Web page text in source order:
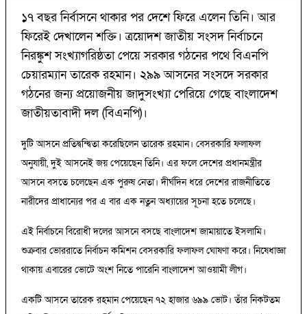
১৭ বছর নির্বাসনে থাকার পর দেশে ফিরে এলেন তিনি। আর
ফিরেই দেখালেন শক্তি। ত্রয়োদশ জাতীয় সংসদ নির্বাচনে
নিরঙ্কুশ সংখ্যাগরিষ্ঠতা পেয়ে সরকার গঠনের পথে বিএনপি
চেয়ারম্যান তারেক রহমান। ২৯৯ আসনের সংসদে সরকার
গঠনের জন্য প্রয়োজনীয় জাদুসংখ্যা পেরিয়ে গেছে বাংলাদেশ
জাতীয়তাবাদী দল (বিএনপি)।
দুটি আসনে প্রতিদ্বন্দ্বিতা করেছিলেন তারেক রহমান। বেসরকারি ফলাফল
অনুযায়ী, দুই আসনেই জয় পেয়েছেন তিনি। এর ফলে দেশের প্রধানমন্ত্রীর
আসনে বসতে চলেছেন এক পুরুষ নেতা। দীর্ঘদিন ধরে দেশের রাজনীতিতে
নারীদের প্রাধান্যের পর এ বার এক নতুন অধ্যায়ের সূচনা হতে চলেছে।
এই নির্বাচনে বিরোধী দলের আসনে বসছে বাংলাদেশ জামায়াতে ইসলামি।
শুক্রবার ভোররাতে নির্বাচন কমিশন বেসরকারি ফলাফল ঘোষণা করে। নিষেধাজ্ঞা
থাকায় এবারের ভোটে অংশ নিতে পারেনি বাংলাদেশ আওয়ামী লীগ।
একটি আসনে তারেক রহমান পেয়েছেন ৭২ হাজার ৬৯৯ ভোট। তাঁর নিকটতম